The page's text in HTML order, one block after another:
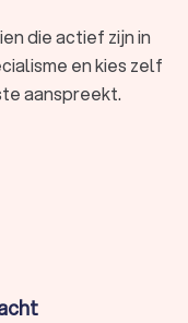
die actief zijn in
en kies zelf
aanspreekt.